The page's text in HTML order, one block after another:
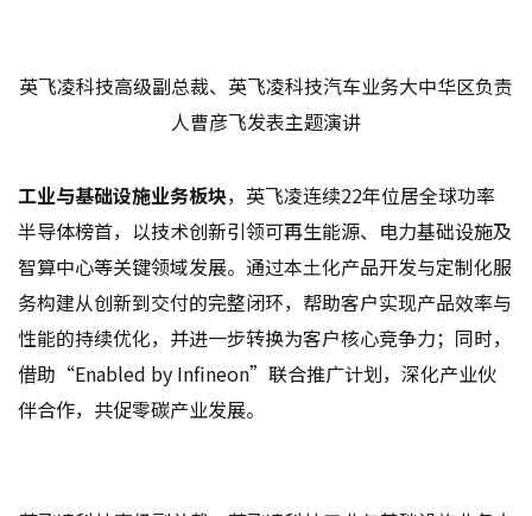
英飞凌科技高级副总裁、英飞凌科技汽车业务大中华区负责
人曹彦飞发表主题演讲
工业与基础设施业务板块，英飞凌连续22年位居全球功率
半导体榜首，以技术创新引领可再生能源、电力基础设施及
智算中心等关键领域发展。通过本土化产品开发与定制化服
务构建从创新到交付的完整闭环，帮助客户实现产品效率与
性能的持续优化，并进一步转换为客户核心竞争力；同时，
借助“Enabled by Infineon”联合推广计划，深化产业伙
伴合作，共促零碳产业发展。